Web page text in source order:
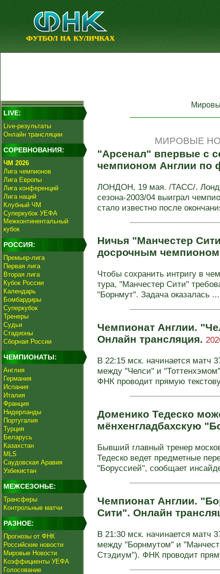
LIVE:
Live-результаты
Онлайн трансляции
СОРЕВНОВАНИЯ:
ЧМ 2026
Лига чемпионов
Лига Европы
Лига конференций
Лига наций
Клубный ЧМ
Суперкубок УЕФА
Межконтинентальный
кубок
РОССИЯ:
Премьер-лига
Первая лига
Вторая лига
Кубок России
Календарь
Бомбардиры
Суперкубок
Тренеры
Судьи
Стадионы
Сборная России
ЧЕМПИОНАТЫ:
Англия
Германия
Испания
Италия
Франция
Нидерланды
Португалия
Турция
Беларусь
Казахстан
MLS
Саудовская Аравия
Узбекистан
МЕЖСЕЗОНЬЕ:
Трансферы
Контрольные матчи
РАЗНОЕ:
Прогнозы от ФНК
Российские новости
Мировые Новости
Коэффициенты УЕФА
Голосование
МИРОВЫЕ
"Арсенал" впервые с
чемпионом Англии по
ЛОНДОН, 19 мая. /ТАСС/.
сезона-2003/04 выиграл
стало известно после
Ничья "Манчестер
досрочным
Чтобы сохранить интригу в
тура, "Манчестер Сити"
"Борнмут". Задача оказалась ...
Чемпионат Англии.
Онлайн трансляция.
В 22:15 мск. начинается матч
между "Челси" и
ФНК проводит прямую
Доменико Тедеско
мёнхенгладбахскую
Бывший главный тренер
Тедеско ведет предметные
"Боруссией", сообщает
Чемпионат Англии.
Сити". Онлайн
В 21:30 мск. начинается матч
между "Борнмутом" и
Стэдиум"). ФНК проводит